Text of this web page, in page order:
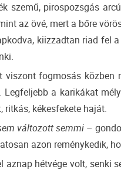
szemű, pirospozsgás
az övé, mert a bőre
kiizzadtan riad fel
viszont fogmosás közben
Legfeljebb a karikákat
ritkás, kékesfekete haját.
változott semmi –
azon reménykedik,
aznap hétvége volt, senki